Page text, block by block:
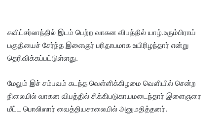
சுவிட்சர்லாந்தில் இடம் பெற்ற வாகன விபத்தில் யாழ்.உரும்பிராய்
பகுதியைச் சேர்ந்த இளைஞர் பரிதாபமாக உயிரிழந்தார் என்று
தெரிவிக்கப்பட்டுள்ளது.
மேலும் இச் சம்பவம் கடந்த வெள்ளிக்கிழமை வெளியில் சென்ற
நிலையில் வாகன விபத்தில் சிக்கிபடுகாயமடைந்தார் இளைஞரை
மீட்ட பொலிஸார் வைத்தியசாலையில் அனுமதித்தனர்.